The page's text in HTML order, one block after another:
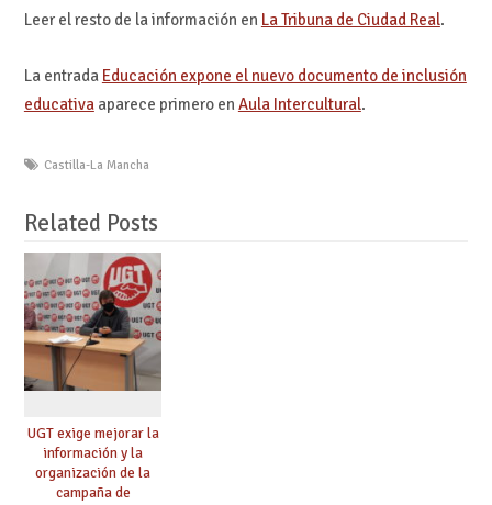
Leer el resto de la información en La Tribuna de Ciudad Real.
La entrada Educación expone el nuevo documento de inclusión
educativaaparece primero en Aula Intercultural.
Castilla-La Mancha
Related Posts
UGT exige mejorar la
información y la
organización de la
campaña de